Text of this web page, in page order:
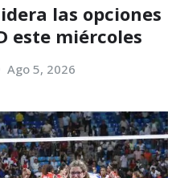
las opciones
este miércoles
Ago 5, 2026